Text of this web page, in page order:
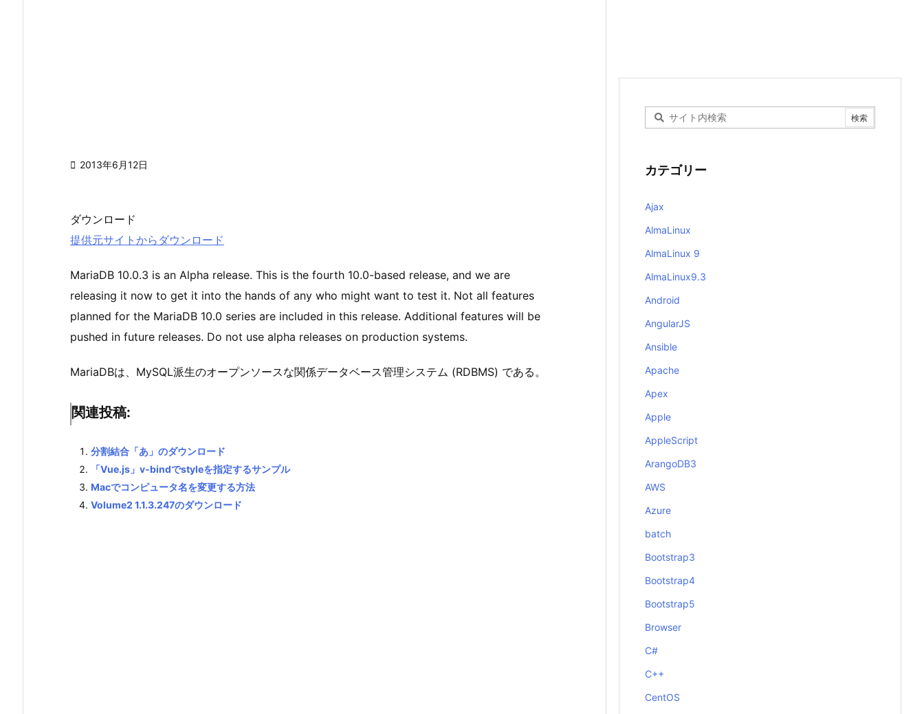
 2013年6月12日
ダウンロード
提供元サイトからダウンロード
MariaDB 10.0.3 is an Alpha release. This is the fourth 10.0-based release, and we are
releasing it now to get it into the hands of any who might want to test it. Not all features
planned for the MariaDB 10.0 series are included in this release. Additional features will be
pushed in future releases. Do not use alpha releases on production systems.
MariaDBは、MySQL派生のオープンソースな関係データベース管理システム (RDBMS) である。
関連投稿:
分割結合「あ」のダウンロード
「Vue.js」v-bindでstyleを指定するサンプル
Macでコンピュータ名を変更する方法
Volume2 1.1.3.247のダウンロード
カテゴリー
Ajax
AlmaLinux
AlmaLinux 9
AlmaLinux9.3
Android
AngularJS
Ansible
Apache
Apex
Apple
AppleScript
ArangoDB3
AWS
Azure
batch
Bootstrap3
Bootstrap4
Bootstrap5
Browser
C#
C++
CentOS